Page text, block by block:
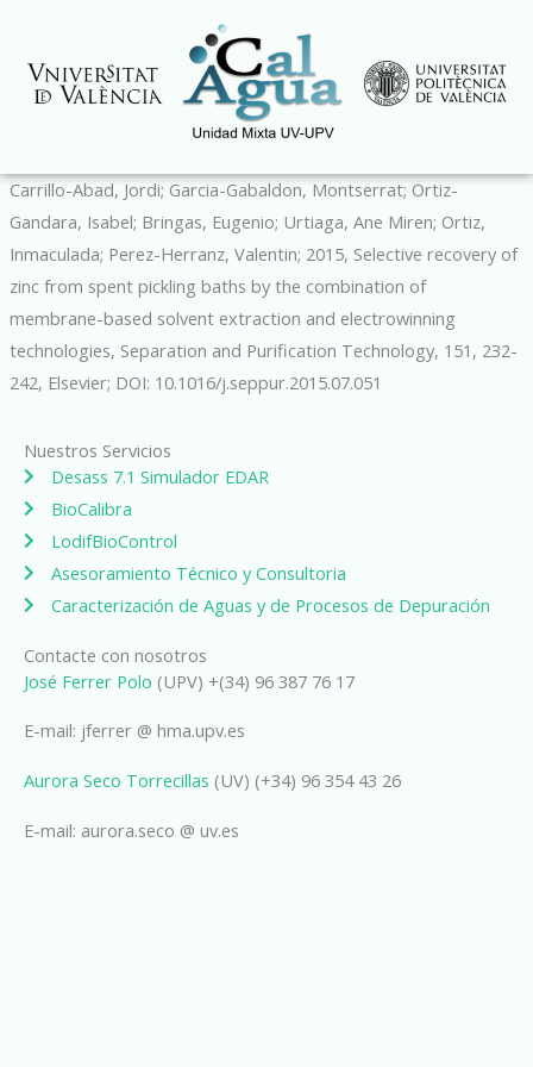
contenido
Carrillo-Abad, Jordi; Garcia-Gabaldon, Montserrat; Ortiz-
Gandara, Isabel; Bringas, Eugenio; Urtiaga, Ane Miren; Ortiz,
Inmaculada; Perez-Herranz, Valentin; 2015, Selective recovery of
zinc from spent pickling baths by the combination of
membrane-based solvent extraction and electrowinning
technologies, Separation and Purification Technology, 151, 232-
242, Elsevier; DOI: 10.1016/j.seppur.2015.07.051
Nuestros Servicios
Desass 7.1 Simulador EDAR
BioCalibra
LodifBioControl
Asesoramiento Técnico y Consultoria
Caracterización de Aguas y de Procesos de Depuración
Contacte con nosotros
José Ferrer Polo (UPV) +(34) 96 387 76 17
E-mail: jferrer @ hma.upv.es
Aurora Seco Torrecillas (UV) (+34) 96 354 43 26
E-mail: aurora.seco @ uv.es